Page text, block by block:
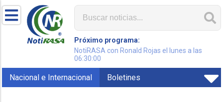
Próximo programa:
NotiRASA con Ronald Rojas el lunes a las
06:30:00
Nacional e Internacional Boletines